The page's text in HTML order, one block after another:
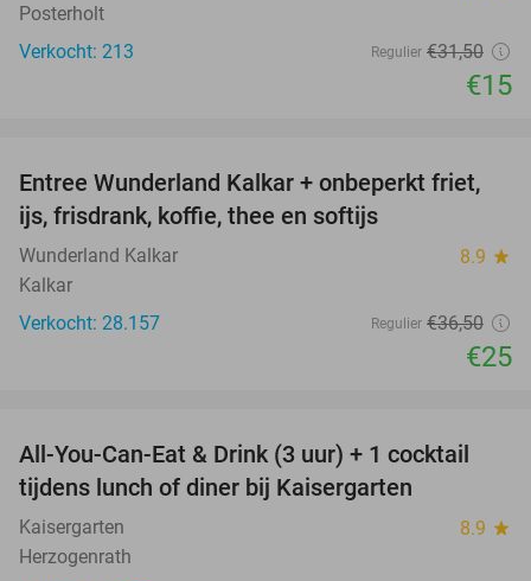
Posterholt
Verkocht: 213
Regulier €31,50
€15
32%
Entree Wunderland Kalkar + onbeperkt friet,
ijs, frisdrank, koffie, thee en softijs
Wunderland Kalkar 8.9 star
Kalkar
Verkocht: 28.157
Regulier €36,50
€25
33%
All-You-Can-Eat & Drink (3 uur) + 1 cocktail
tijdens lunch of diner bij Kaisergarten
Kaisergarten 8.9 star
Herzogenrath